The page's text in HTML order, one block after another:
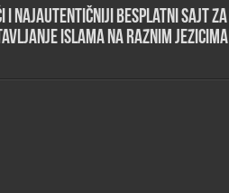
i najautentičniji besplatni sajt za
islama na raznim jezicima